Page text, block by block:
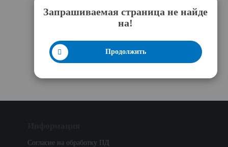
Запрашиваемая страница не найде
на!
Продолжить
Согласие на обработку ПД